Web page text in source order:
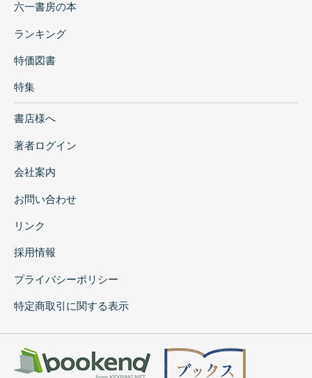
六一書房の本
ランキング
特価図書
特集
書店様へ
著者ログイン
会社案内
お問い合わせ
リンク
採用情報
プライバシーポリシー
特定商取引に関する表示